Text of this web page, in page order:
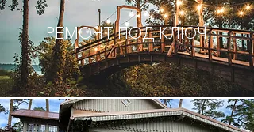
РЕМОНТ ПОД КЛЮЧ